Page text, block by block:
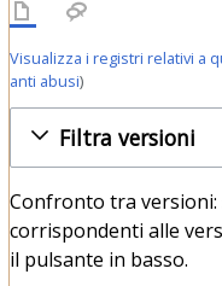
Visualizza i registri relativi a
anti abusi)
Filtra versioni
Confronto tra versioni:
corrispondenti alle
il pulsante in basso.